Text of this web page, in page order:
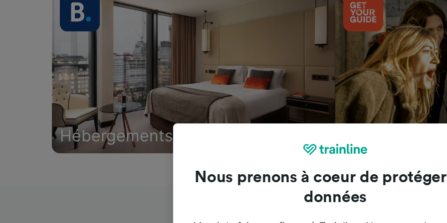
Hébergements
Trainline : l'avis de nos clients
Nous prenons à coeur de
données